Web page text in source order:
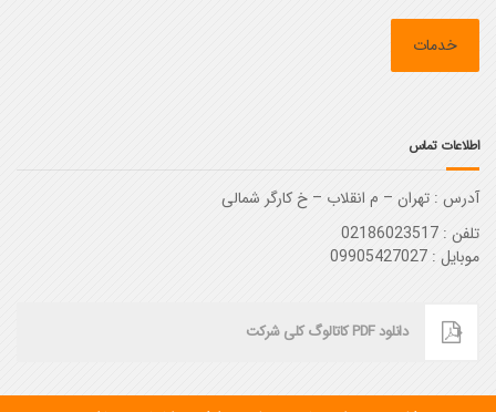
خدمات
اطلاعات تماس
آدرس :‌ تهران – م انقلاب – خ کارگر شمالی
تلفن : 02186023517
موبایل : 09905427027
دانلود PDF کاتالوگ کلی شرکت